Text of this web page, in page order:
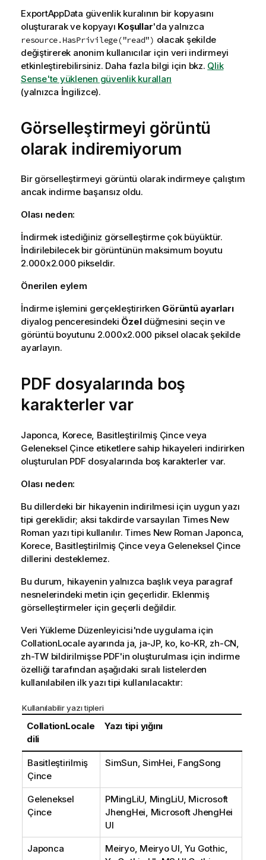
ExportAppData güvenlik kuralının bir kopyasını
oluşturarak ve kopyayı Koşullar'da yalnızca
resource.HasPrivilege("read") olacak şekilde
değiştirerek anonim kullanıcılar için veri indirmeyi
etkinleştirebilirsiniz. Daha fazla bilgi için bkz. Qlik
Sense'te yüklenen güvenlik kuralları
(yalnızca İngilizce).
Görselleştirmeyi görüntü
olarak indiremiyorum
Bir görselleştirmeyi görüntü olarak indirmeye çalıştım
ancak indirme başarısız oldu.
Olası neden:
İndirmek istediğiniz görselleştirme çok büyüktür.
İndirilebilecek bir görüntünün maksimum boyutu
2.000x2.000 pikseldir.
Önerilen eylem
İndirme işlemini gerçekleştirirken Görüntü ayarları
diyalog penceresindeki Özeldüğmesini seçin ve
görüntü boyutunu 2.000x2.000 piksel olacak şekilde
ayarlayın.
PDF dosyalarında boş
karakterler var
Japonca, Korece, Basitleştirilmiş Çince veya
Geleneksel Çince etiketlere sahip hikayeleri indirirken
oluşturulan PDF dosyalarında boş karakterler var.
Olası neden:
Bu dillerdeki bir hikayenin indirilmesi için uygun yazı
tipi gereklidir; aksi takdirde varsayılan Times New
Roman yazı tipi kullanılır. Times New Roman Japonca,
Korece, Basitleştirilmiş Çince veya Geleneksel Çince
dillerini desteklemez.
Bu durum, hikayenin yalnızca başlık veya paragraf
nesnelerindeki metin için geçerlidir. Eklenmiş
görselleştirmeler için geçerli değildir.
Veri Yükleme Düzenleyicisi'nde uygulama için
CollationLocale ayarında ja, ja-JP, ko, ko-KR, zh-CN,
zh-TW bildirilmişse PDF'in oluşturulması için indirme
özelliği tarafından aşağıdaki sıralı listelerden
kullanılabilen ilk yazı tipi kullanılacaktır:
Kullanılabilir yazı tipleri
CollationLocale
dili
Yazı tipi yığını
Basitleştirilmiş
Çince
SimSun, SimHei, FangSong
Geleneksel
Çince
PMingLiU, MingLiU, Microsoft
JhengHei, Microsoft JhengHei
UI
Japonca
Meiryo, Meiryo UI, Yu Gothic,